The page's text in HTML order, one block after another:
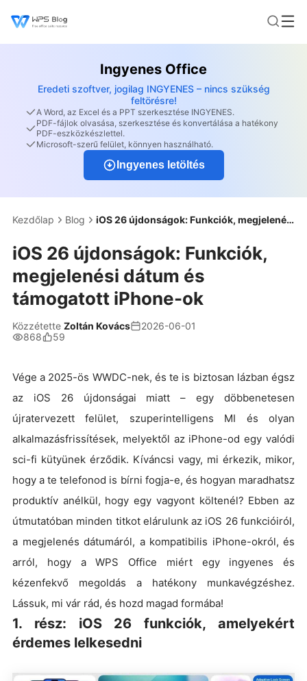
Ingyenes Office
Eredeti szoftver, jogilag INGYENES – nincs szükség
feltörésre!
A Word, az Excel és a PPT szerkesztése INGYENES.
PDF-fájlok olvasása, szerkesztése és konvertálása a hatékony
PDF-eszközkészlettel.
Microsoft-szerű felület, könnyen használható.
Ingyenes letöltés
Kezdőlap Blog iOS 26 újdonságok: Funkciók, megjelenési dátum és támogatott iPhone-ok
iOS 26 újdonságok: Funkciók,
megjelenési dátum és
támogatott iPhone-ok
Közzétette Zoltán Kovács
2026-06-01
868
59
Vége a 2025-ös WWDC-nek, és te is biztosan lázban égsz
az iOS 26 újdonságai miatt – egy döbbenetesen
újratervezett felület, szuperintelligens MI és olyan
alkalmazásfrissítések, melyektől az iPhone-od egy valódi
sci-fi kütyünek érződik. Kíváncsi vagy, mi érkezik, mikor,
hogy a te telefonod is bírni fogja-e, és hogyan maradhatsz
produktív anélkül, hogy egy vagyont költenél? Ebben az
útmutatóban minden titkot elárulunk az iOS 26 funkcióiról,
a megjelenés dátumáról, a kompatibilis iPhone-okról, és
arról, hogy a WPS Office miért egy ingyenes és
kézenfekvő megoldás a hatékony munkavégzéshez.
Lássuk, mi vár rád, és hozd magad formába!
1. rész: iOS 26 funkciók, amelyekért
érdemes lelkesedni